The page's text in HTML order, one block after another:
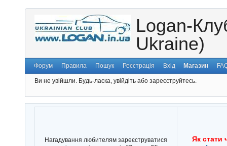
Logan-
Ukraine)
Форум Правила Пошук Реєстрація Вхід Магазин
Ви не увійшли. Будь-ласка, увійдіть або зареєструйтесь.
Нагадування любителям зареєструватися
Як стати